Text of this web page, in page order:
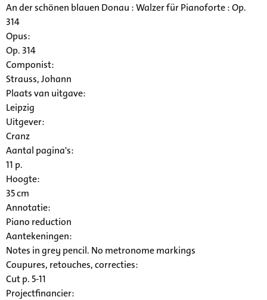
An der schönen blauen Donau : Walzer für Pianoforte : Op.
314
Opus:
Op. 314
Componist:
Strauss, Johann
Plaats van uitgave:
Leipzig
Uitgever:
Cranz
Aantal pagina's:
11 p.
Hoogte:
35 cm
Annotatie:
Piano reduction
Aantekeningen:
Notes in grey pencil. No metronome markings
Coupures, retouches, correcties:
Cut p. 5-11
Projectfinancier: